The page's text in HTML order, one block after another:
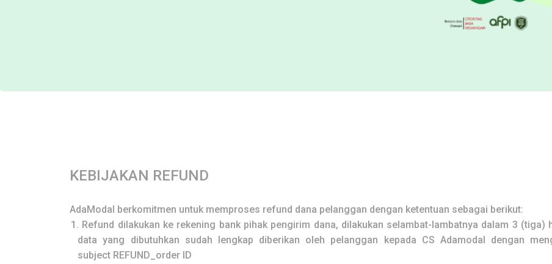
KEBIJAKAN REFUND
AdaModal
berkomitmen untuk memproses refund dana pelanggan dengan ketentuan sebagai berikut:
1. Refund dilakukan ke rekening bank pihak pengirim dana, dilakukan selambat-lambatnya dalam 3
data yang dibutuhkan sudah lengkap diberikan oleh pelanggan kepada CS Adamodal dengan
subject REFUND_order ID